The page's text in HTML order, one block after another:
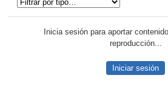
Inicia sesión para aportar
reproducción...
Iniciar sesión